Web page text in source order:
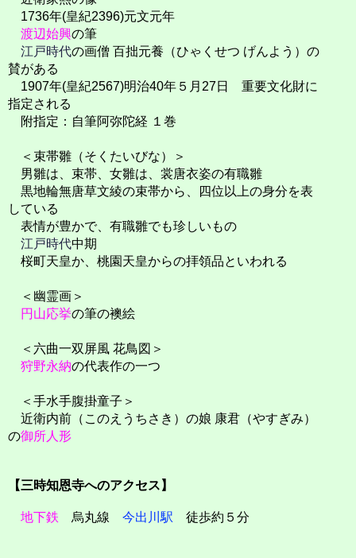
1736年(皇紀2396)元文元年
渡辺始興の筆
江戸時代の画僧 百拙元養（ひゃくせつ げんよう）の
賛がある
1907年(皇紀2567)明治40年５月27日 重要文化財に
指定される
附指定：自筆阿弥陀経 １巻
＜束帯雛（そくたいびな）＞
男雛は、束帯、女雛は、裳唐衣姿の有職雛
黒地輪無唐草文綾の束帯から、四位以上の身分を表
している
表情が豊かで、有職雛でも珍しいもの
江戸時代中期
桜町天皇か、桃園天皇からの拝領品といわれる
＜幽霊画＞
円山応挙の筆の襖絵
＜六曲一双屏風 花鳥図＞
狩野永納の代表作の一つ
＜手水手腹掛童子＞
近衛内前（このえうちさき）の娘 康君（やすぎみ）
の御所人形
【三時知恩寺へのアクセス】
地下鉄 烏丸線 今出川駅 徒歩約５分